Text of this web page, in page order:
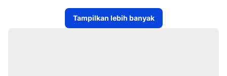
Tampilkan lebih banyak